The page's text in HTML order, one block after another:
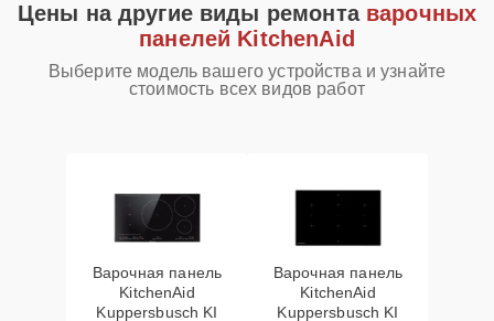
Цены на другие виды ремонта варочных
панелей KitchenAid
Выберите модель вашего устройства и узнайте
стоимость всех видов работ
Варочная панель
KitchenAid
Kuppersbusch KI
Варочная панель
KitchenAid
Kuppersbusch KI